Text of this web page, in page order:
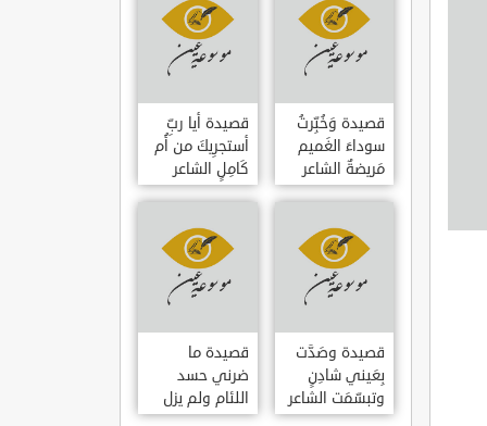
قصيدة وَخُبِّرتُ
سوداءَ الغَميم
مَريضةٌ الشاعر
العوام بن عقبة
قصيدة أيا ربِّ
أستجرِيكَ من أُم
كَامِلٍ الشاعر
العوام بن عقبة
قصيدة وصَدَّت
بِعَيني شادِنٍ
وتبسّمَت الشاعر
العوام بن عقبة
قصيدة ما
ضرني حسد
اللئام ولم يزل
الشاعر عمارة بن